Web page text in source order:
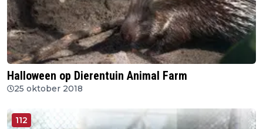
Halloween op Dierentuin Animal Farm
25 oktober 2018
112